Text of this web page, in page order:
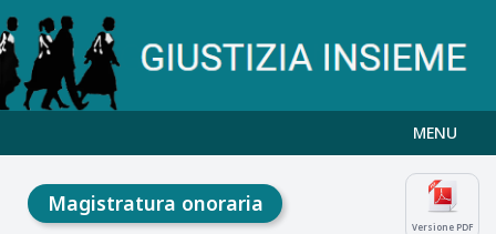
MENU
Versione PDF
Magistratura onoraria